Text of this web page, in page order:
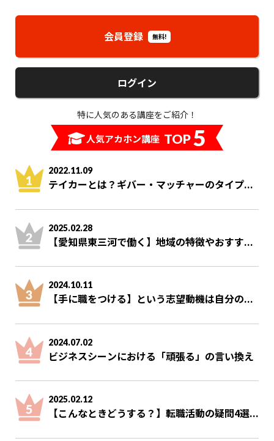
会員登録 無料!
ログイン
特に人気のある講座をご紹介！
人気アカホン講座 TOP5
2022.11.09
テイカーとは？ギバー・マッチャーのタイプ...
2025.02.28
【愛知県東三河で働く】地域の特徴やおすす...
2024.10.11
【手に職をつける】という志望動機は自分の...
2024.07.02
ビジネスシーンにおける「頑張る」の言い換え
2025.02.12
【こんなときどうする？】転職活動の疑問4選...